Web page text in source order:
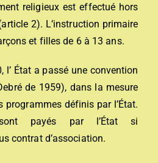
religieux est effectué hors
2). L’instruction primaire
et filles de 6 à 13 ans.
l’ État a passé une convention
de 1959), dans la mesure
programmes définis par l’État.
payés par l’État si
contrat d’association.